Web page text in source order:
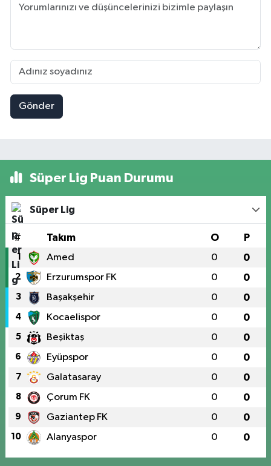
Gönder
Süper Lig Puan Durumu
Süper Lig
# Takım O P
1 Amed 0 0
2 Erzurumspor FK 0 0
3 Başakşehir 0 0
4 Kocaelispor 0 0
5 Beşiktaş 0 0
6 Eyüpspor 0 0
7 Galatasaray 0 0
8 Çorum FK 0 0
9 Gaziantep FK 0 0
10 Alanyaspor 0 0